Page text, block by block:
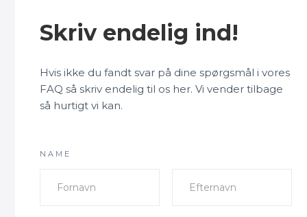
Skriv endelig ind!
Hvis ikke du fandt svar på dine spørgsmål i vores
FAQ så skriv endelig til os her. Vi vender tilbage
så hurtigt vi kan.
NAME